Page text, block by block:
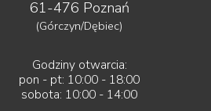
61-476 Poznań
(Górczyn/Dębiec)
Godziny otwarcia:
pon - pt: 10:00 - 18:00
sobota: 10:00 - 14:00